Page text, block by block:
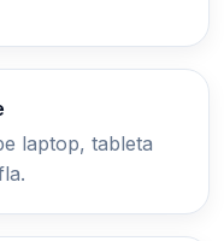
laptop, tableta